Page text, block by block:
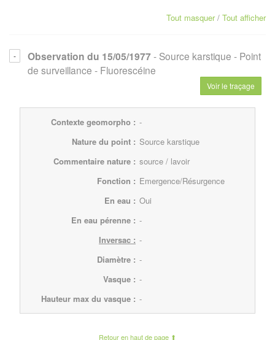
Tout masquer/ Tout afficher
Observation du 15/05/1977- Source karstique - Point
de surveillance - Fluorescéine
Voir le traçage
Contexte geomorpho : -
Nature du point : Source karstique
Commentaire nature : source / lavoir
Fonction : Emergence/Résurgence
En eau : Oui
En eau pérenne : -
Inversac : -
Diamètre : -
Vasque : -
Hauteur max du vasque : -
Retour en haut de page ⬆︎